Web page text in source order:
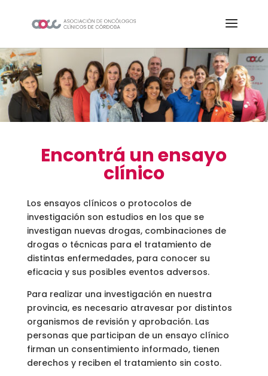
Encontrá un ensayo
clínico
Los ensayos clínicos o protocolos de
investigación son estudios en los que se
investigan nuevas drogas, combinaciones de
drogas o técnicas para el tratamiento de
distintas enfermedades, para conocer su
eficacia y sus posibles eventos adversos.
Para realizar una investigación en nuestra
provincia, es necesario atravesar por distintos
organismos de revisión y aprobación. Las
personas que participan de un ensayo clínico
firman un consentimiento informado, tienen
derechos y reciben el tratamiento sin costo.